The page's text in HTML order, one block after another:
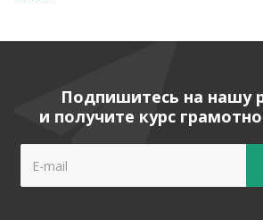
Подпишитесь на нашу
и получите курс